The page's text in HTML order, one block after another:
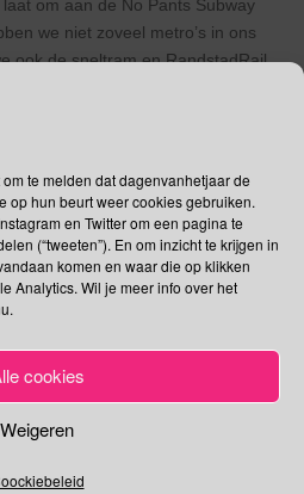
te melden dat dagenvanhetjaar de
op hun beurt weer cookies gebruiken.
en Twitter om een pagina te
(“tweeten”). En om inzicht te krijgen in
komen en waar die op klikken
Analytics. Wil je meer info over het
cookies
Weigeren
om aan de No Pants Subway
we niet zoveel metro’s in ons
ook de sneltram en RandstadRail
Kus een
lijdend onderwerp van pesterijen,
huidskleur, rossige haar en
was toch wel toen een figuur uit
Park in 2005 een
Vancouver werd zo
van South Park dat hij in
Day“. Gevolg: op 20 november